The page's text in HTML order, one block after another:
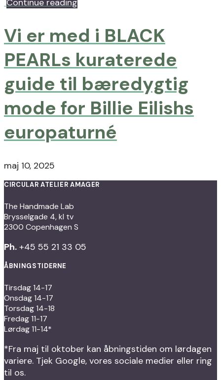
Continue reading
Vi er med i BLACK
PEARLs kuraterede
guide til bæredygtig
mode for Billie Eilishs
europaturné
maj 10, 2025
CIRCULAR ATELIER AMAGER
The Handmade Lab
Brysselgade 4, kl tv
2300 Copenhagen S
Ph. +45 55 21 33 05
ÅBNINGSTIDERNE
Tirsdag 14-17
Onsdag 14-17
Torsdag 14-18
Fredag 11-17
Lørdag 11-14*
*Fra maj til oktober kan åbningstiden om lørdagen
variere. Tjek Google, vores sociale medier eller ring
til os.